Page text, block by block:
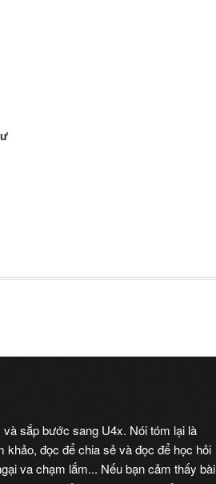
sắp bước sang U4x. Nói tóm lại là
đọc để chia sẻ và đọc để học hỏi
va chạm lắm... Nếu bạn cảm thấy bài